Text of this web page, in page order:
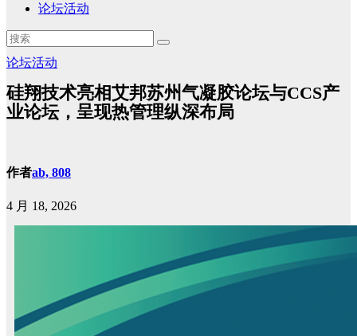
论坛活动
论坛活动
硅翔技术亮相艾邦苏州气凝胶论坛与CCS产
业论坛，呈现热管理纵深布局
作者ab, 808
4 月 18, 2026